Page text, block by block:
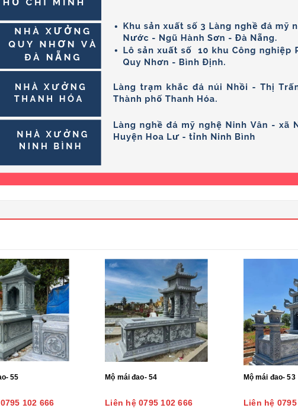
55
102 666
Mộ mái đao- 54
Liên hệ 0795 102 666
Mộ mái đao- 53
Liên hệ